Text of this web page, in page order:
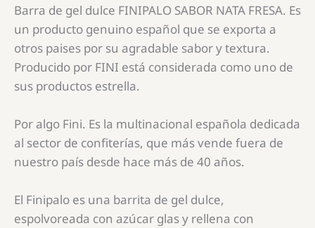
Barra de gel dulce FINIPALO SABOR NATA FRESA. Es
un producto genuino español que se exporta a
otros paises por su agradable sabor y textura.
Producido por FINI está considerada como uno de
sus productos estrella.
Por algo Fini. Es la multinacional española dedicada
al sector de confiterías, que más vende fuera de
nuestro país desde hace más de 40 años.
El Finipalo es una barrita de gel dulce,
espolvoreada con azúcar glas y rellena con